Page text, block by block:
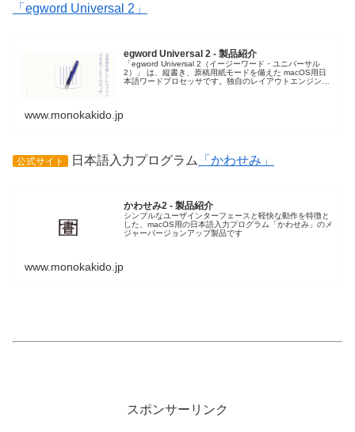
「egword Universal 2」
egword Universal 2 - 製品紹介
「egword Universal 2（イージーワード・ユニバーサル
2）」 は、縦書き、原稿用紙モードを備えた macOS用日
本語ワードプロセッサです。独自のレイアウトエンジンを
www.monokakido.jp
公式サイト 日本語入力プログラム 「かわせみ」
かわせみ2 - 製品紹介
シンプルなユーザインターフェースと軽快な動作を特徴と
した、macOS用の日本語入力プログラム「かわせみ」のメ
ジャーバージョンアップ製品です
www.monokakido.jp
スポンサーリンク